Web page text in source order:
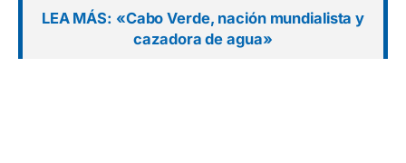
LEA MÁS: «Cabo Verde, nación mundialista y
cazadora de agua»